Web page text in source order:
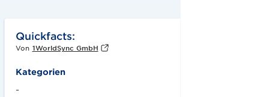
Quickfacts:
Von 1WorldSync GmbH
Kategorien
-